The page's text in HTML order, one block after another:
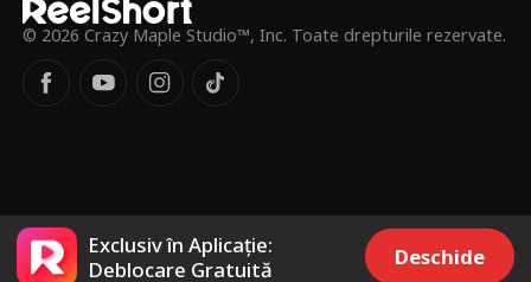
© 2026 Crazy Maple Studio™, Inc. Toate drepturile rezervate.
Exclusiv în Aplicație:
Deblocare Gratuită
Deschide